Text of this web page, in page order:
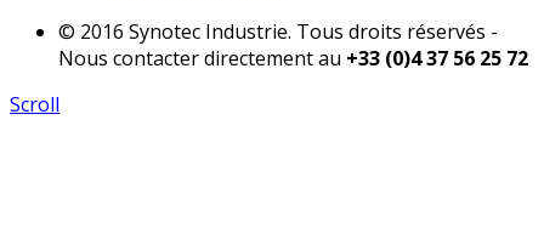
© 2016 Synotec Industrie. Tous droits réservés -
Nous contacter directement au +33 (0)4 37 56 25 72
Scroll